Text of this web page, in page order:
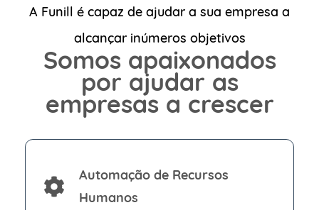
A Funill é capaz de ajudar a sua empresa a
alcançar inúmeros objetivos
Somos apaixonados
por ajudar as
empresas a crescer
Automação de Recursos
Humanos